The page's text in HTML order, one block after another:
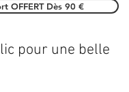
OFFERT Dès 90 €
pour une belle